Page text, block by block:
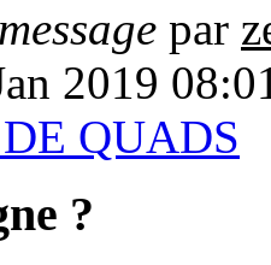
par
2019
QUADS
?